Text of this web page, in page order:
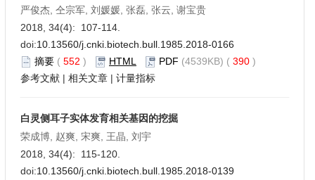
严俊杰, 仝宗军, 刘媛媛, 张磊, 张云, 谢宝贵
2018, 34(4): 107-114.
doi:10.13560/j.cnki.biotech.bull.1985.2018-0166
摘要 ( 552 ) HTML PDF (4539KB) ( 390 )
参考文献 | 相关文章 | 计量指标
白灵侧耳子实体发育相关基因的挖掘
荣成博, 赵爽, 宋爽, 王晶, 刘宇
2018, 34(4): 115-120.
doi:10.13560/j.cnki.biotech.bull.1985.2018-0139